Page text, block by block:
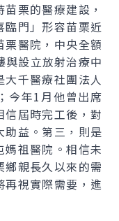
栗的醫療建設，
門」形容苗栗近
醫院，中央全額
與設立放射治療中
千醫療社團法人
今年1月他曾出席
屆時完工後，對
益。第三，則是
祖醫院。相信未
親長久以來的需
視實際需要，進